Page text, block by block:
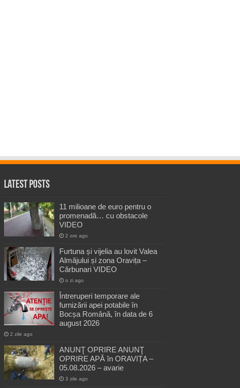
Latest Posts
11 milioane de euro pentru o
promenadă… cu obstacole
VIDEO
2 ore ago
Furtuna și vijelia au lovit Valea
Almăjului și zona Oravița –
Cărbunari VIDEO
o zi ago
Întreruperi temporare ale
furnizării apei potabile în
Bocșa Română, în data de 6
august 2026
2 zile ago
ANUNŢ OPRIRE ANUNŢ
OPRIRE APĂ în ORAVIȚA –
05.08.2026 – avarie
3 zile ago